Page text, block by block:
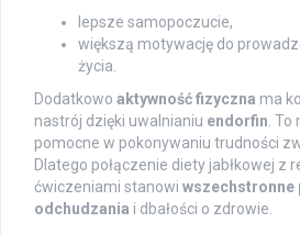
lepsze samopoczucie,
większą motywację do
życia.
Dodatkowo aktywność fizyczna ma
nastrój dzięki uwalnianiu endorfin .
pomocne w pokonywaniu trudności
Dlatego połączenie diety jabłkowej z
ćwiczeniami stanowi wszechstronne
odchudzania i dbałości o zdrowie.